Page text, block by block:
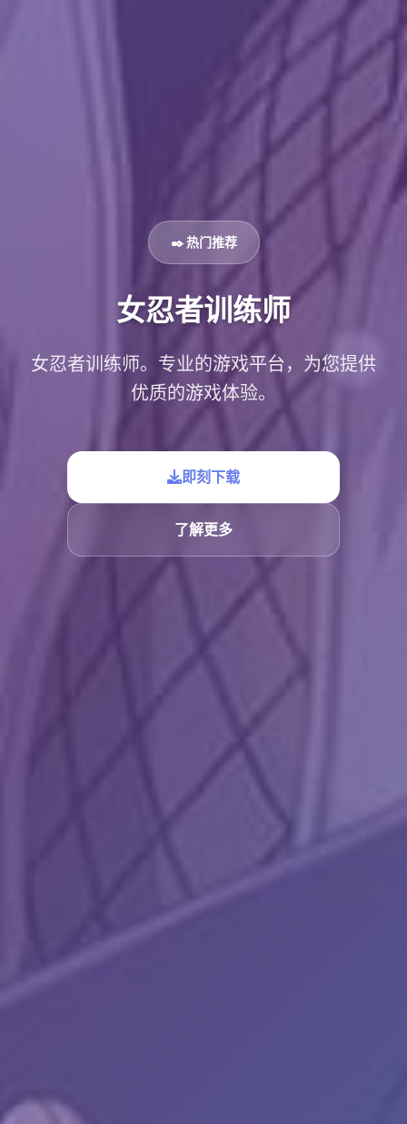
✒️ 热门推荐
女忍者训练师
女忍者训练师。专业的游戏平台，为您提供
优质的游戏体验。
即刻下载
了解更多